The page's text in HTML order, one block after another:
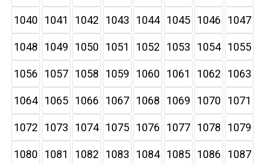
1040 1041 1042 1043 1044 1045 1046 1047
1048 1049 1050 1051 1052 1053 1054 1055
1056 1057 1058 1059 1060 1061 1062 1063
1064 1065 1066 1067 1068 1069 1070 1071
1072 1073 1074 1075 1076 1077 1078 1079
1080 1081 1082 1083 1084 1085 1086 1087